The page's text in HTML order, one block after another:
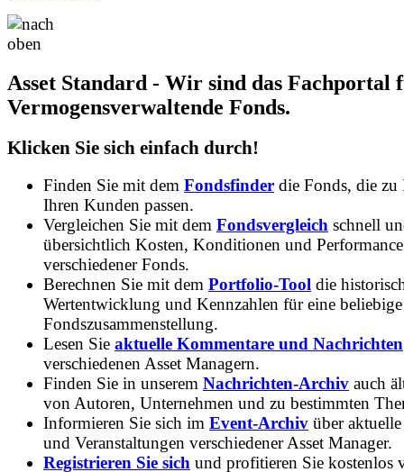
Asset Standard - Wir sind das Fachportal
Vermogensverwaltende Fonds.
Klicken Sie sich einfach durch!
Finden Sie mit dem Fondsfinder die Fonds, die zu
Ihren Kunden passen.
Vergleichen Sie mit dem Fondsvergleich schnell
übersichtlich Kosten, Konditionen und Performance
verschiedener Fonds.
Berechnen Sie mit dem Portfolio-Tool die
Wertentwicklung und Kennzahlen für eine beliebige
Fondszusammenstellung.
Lesen Sie aktuelle Kommentare und Nachrichten
verschiedenen Asset Managern.
Finden Sie in unserem Nachrichten-Archiv auch
von Autoren, Unternehmen und zu bestimmten
Informieren Sie sich im Event-Archiv über
und Veranstaltungen verschiedener Asset Manager.
Registrieren Sie sich und profitieren Sie kostenlos